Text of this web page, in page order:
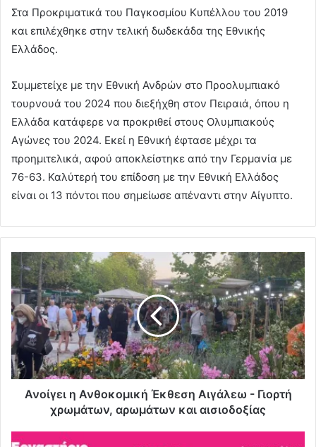
Στα Προκριματικά του Παγκοσμίου Κυπέλλου του 2019
και επιλέχθηκε στην τελική δωδεκάδα της Εθνικής
Ελλάδος.
Συμμετείχε με την Εθνική Ανδρών στο Προολυμπιακό
τουρνουά του 2024 που διεξήχθη στον Πειραιά, όπου η
Ελλάδα κατάφερε να προκριθεί στους Ολυμπιακούς
Αγώνες του 2024. Εκεί η Εθνική έφτασε μέχρι τα
προημιτελικά, αφού αποκλείστηκε από την Γερμανία με
76-63. Καλύτερή του επίδοση με την Εθνική Ελλάδος
είναι οι 13 πόντοι που σημείωσε απέναντι στην Αίγυπτο.
Ανοίγει η Ανθοκομική Έκθεση Αιγάλεω - Γιορτή
χρωμάτων, αρωμάτων και αισιοδοξίας